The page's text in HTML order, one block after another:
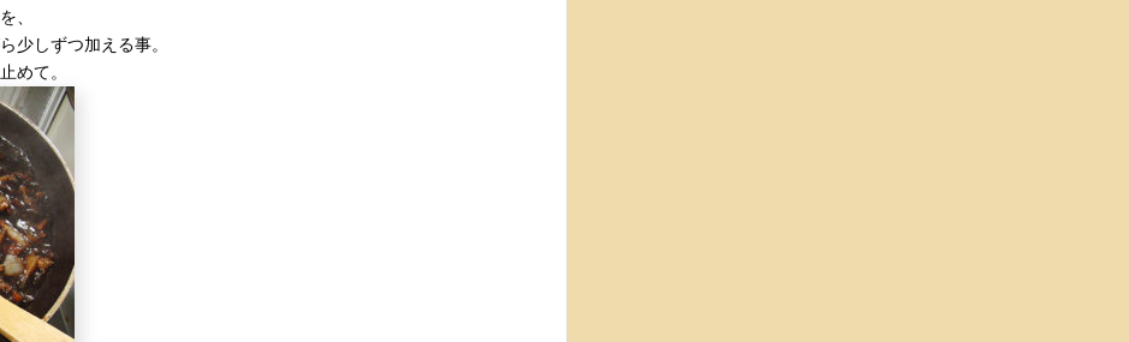
、
少しずつ加える事。
めて。